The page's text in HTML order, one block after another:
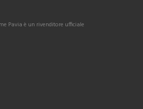
Pavia è un rivenditore ufficiale